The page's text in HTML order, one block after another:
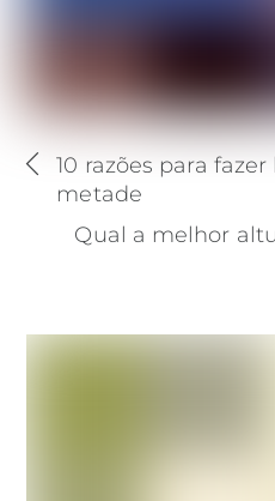
10 razões para
metade
Qual a melhor